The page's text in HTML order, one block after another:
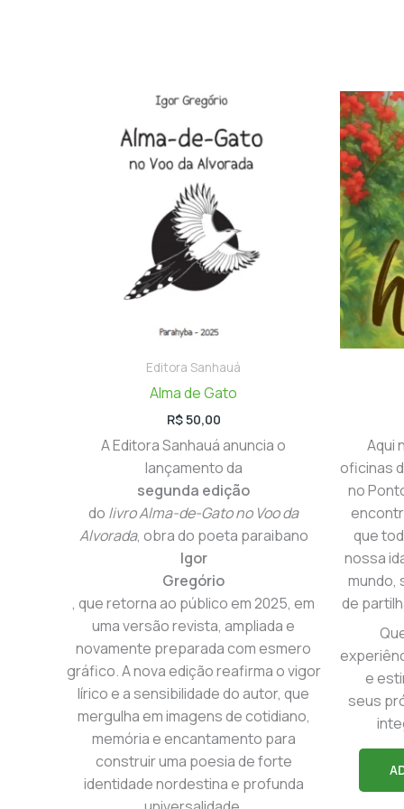
Editora Sanhauá
Alma de Gato
R$50,00
A Editora Sanhauá anuncia o
lançamento da
segunda edição
do livro Alma-de-Gato no Voo da
Alvorada, obra do poeta paraibano
Igor
Gregório
, que retorna ao público em 2025, em
uma versão revista, ampliada e
novamente preparada com esmero
gráfico. A nova edição reafirma o vigor
lírico e a sensibilidade do autor, que
mergulha em imagens de cotidiano,
memória e encantamento para
construir uma poesia de forte
identidade nordestina e profunda
Aqui
oficinas
no
que
nossa
mundo,
de
e
seus